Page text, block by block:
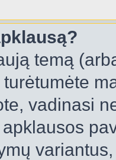
temą
vadinasi